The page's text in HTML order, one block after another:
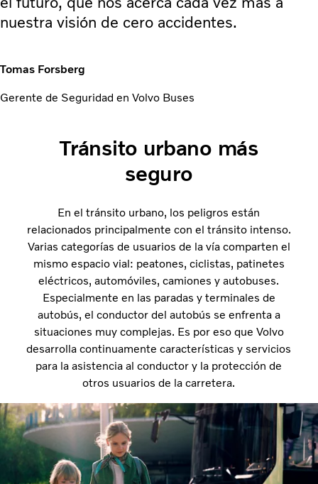
nuestra visión de cero accidentes.
Tomas Forsberg
Gerente de Seguridad en Volvo Buses
Tránsito urbano más
seguro
En el tránsito urbano, los peligros están
relacionados principalmente con el tránsito intenso.
Varias categorías de usuarios de la vía comparten el
mismo espacio vial: peatones, ciclistas, patinetes
eléctricos, automóviles, camiones y autobuses.
Especialmente en las paradas y terminales de
autobús, el conductor del autobús se enfrenta a
situaciones muy complejas. Es por eso que Volvo
desarrolla continuamente características y servicios
para la asistencia al conductor y la protección de
otros usuarios de la carretera.